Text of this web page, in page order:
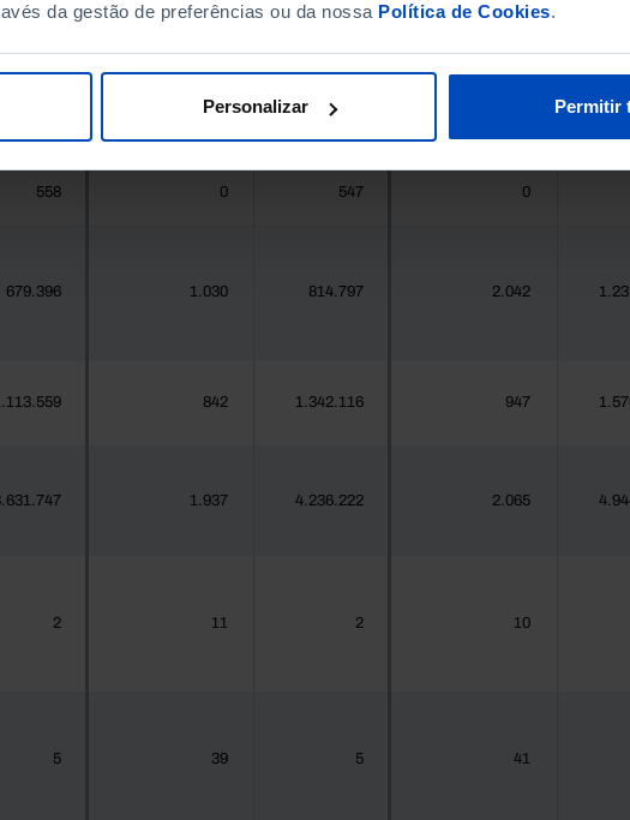
da gestão de preferências ou da nossa Política de Cookies.
Personalizar Permitir
80 24.469
558 0 547 0
679.396 1.030 814.797 2.042
842 1.342.116 947
1.937 4.236.222 2.065
2 11 2 10
5 39 5 41